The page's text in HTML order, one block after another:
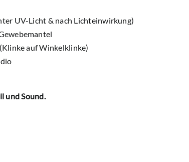
UV-Licht & nach Lichteinwirkung)
(Klinke auf Winkelklinke)
und Sound.